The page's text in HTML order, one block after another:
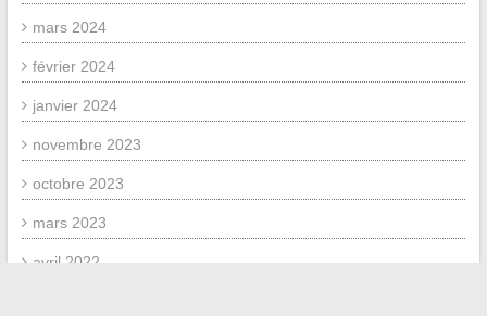
mars 2024
février 2024
janvier 2024
novembre 2023
octobre 2023
mars 2023
avril 2022